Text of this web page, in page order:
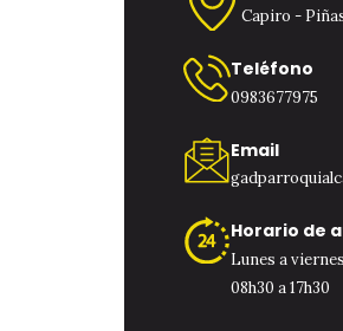
Capiro -
Teléfono
0983677975
Email
Horario de
Lunes a viernes
08h30 a 17h30